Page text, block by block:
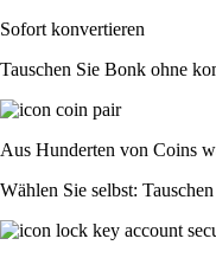
Sofort konvertieren
Tauschen Sie Bonk ohne
Aus Hunderten von Coins
Wählen Sie selbst: